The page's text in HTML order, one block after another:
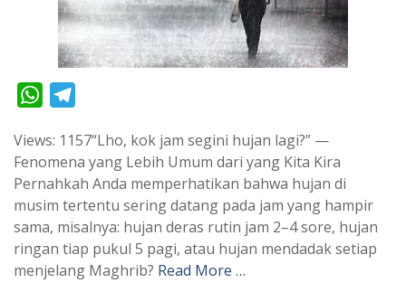
W
a
t
s
A
p
p
l
e
g
r
a
m
Views: 1157“Lho, kok jam segini hujan lagi?” —
Fenomena yang Lebih Umum dari yang Kita Kira
Pernahkah Anda memperhatikan bahwa hujan di
musim tertentu sering datang pada jam yang hampir
sama, misalnya: hujan deras rutin jam 2–4 sore, hujan
ringan tiap pukul 5 pagi, atau hujan mendadak setiap
menjelang Maghrib? Read More …